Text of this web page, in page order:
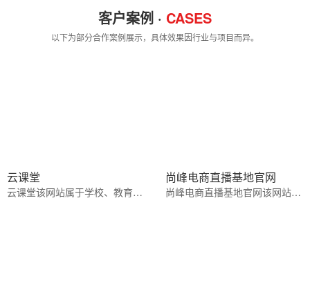
客户案例 · CASES
以下为部分合作案例展示，具体效果因行业与项目而异。
云课堂
云课堂该网站属于学校、教育、培训行业橙色,蓝色系风格
尚峰电商直播基地官网
尚峰电商直播基地官网该网站属于文化、娱乐休闲行业橙色系风格